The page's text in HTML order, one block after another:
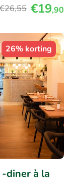
€26,55 €19,90
26% korting
diner à la